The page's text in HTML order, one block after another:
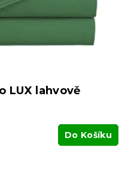
LUX lahvově
Do Košíku